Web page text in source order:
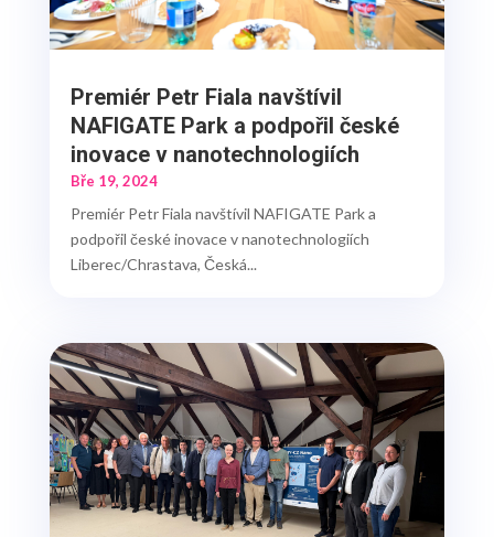
Premiér Petr Fiala navštívil
NAFIGATE Park a podpořil české
inovace v nanotechnologiích
Bře 19, 2024
Premiér Petr Fiala navštívil NAFIGATE Park a
podpořil české inovace v nanotechnologiích
Liberec/Chrastava, Česká...